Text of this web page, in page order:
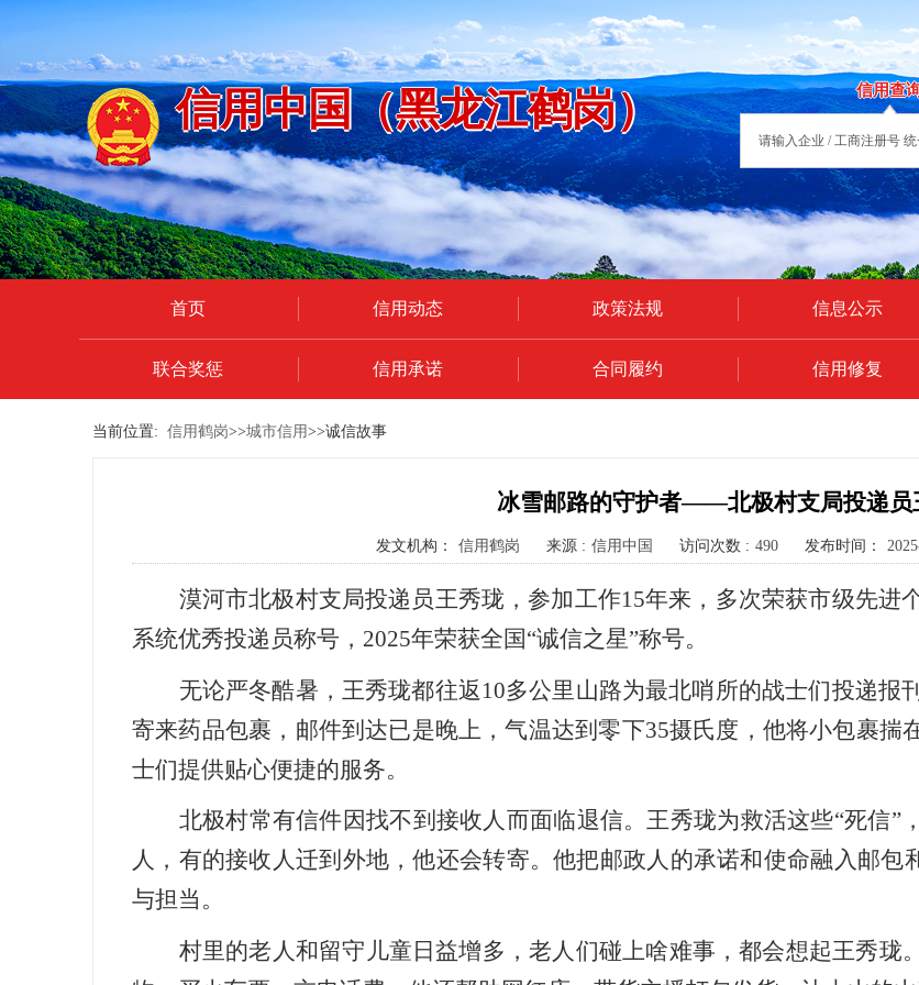
信用中国（黑龙江鹤岗） 信用查
首页 信用动态 政策法规 信息公示
联合奖惩 信用承诺 合同履约 信用修复
当前位置: 信用鹤岗>>城市信用>>诚信故事
冰雪邮路的守护者——北极村支局投递员
发文机构： 信用鹤岗 来源 : 信用中国 访问次数 : 490 发布时间：
漠河市北极村支局投递员王秀珑，参加工作15年来，多次荣获市级先进
系统优秀投递员称号，2025年荣获全国“诚信之星”称号。
无论严冬酷暑，王秀珑都往返10多公里山路为最北哨所的战士们投递报
寄来药品包裹，邮件到达已是晚上，气温达到零下35摄氏度，他将小包裹揣
士们提供贴心便捷的服务。
北极村常有信件因找不到接收人而面临退信。王秀珑为救活这些“死信”
人，有的接收人迁到外地，他还会转寄。他把邮政人的承诺和使命融入邮包
与担当。
村里的老人和留守儿童日益增多，老人们碰上啥难事，都会想起王秀珑